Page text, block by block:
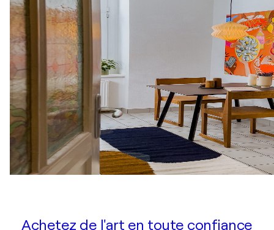
Achetez de l'art en toute confiance